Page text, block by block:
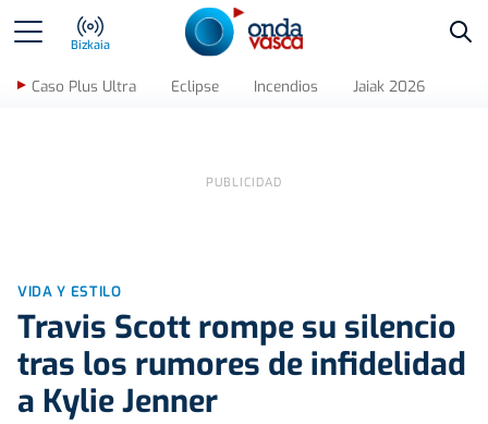
Bizkaia
Caso Plus Ultra Eclipse Incendios Jaiak 2026
VIDA Y ESTILO
Travis Scott rompe su silencio
tras los rumores de infidelidad
a Kylie Jenner